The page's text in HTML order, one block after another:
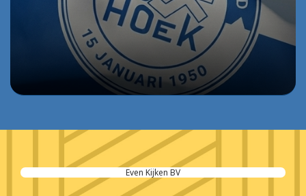
Even Kijken BV